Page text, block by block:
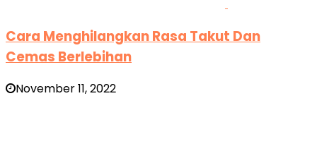
Cara Menghilangkan Rasa Takut Dan
Cemas Berlebihan
November 11, 2022